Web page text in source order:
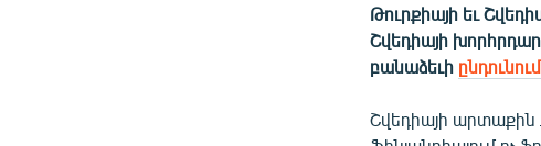
Թուրքիայի եւ
Շվեդիայի
բանաձեւի
Շվեդիայի արտաքին